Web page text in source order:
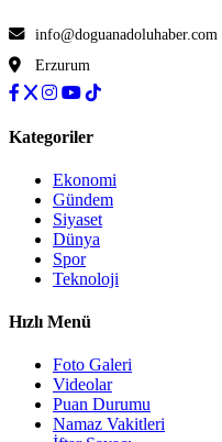
info@doguanadoluhaber.com
Erzurum
Kategoriler
Ekonomi
Gündem
Siyaset
Dünya
Spor
Teknoloji
Hızlı Menü
Foto Galeri
Videolar
Puan Durumu
Namaz Vakitleri